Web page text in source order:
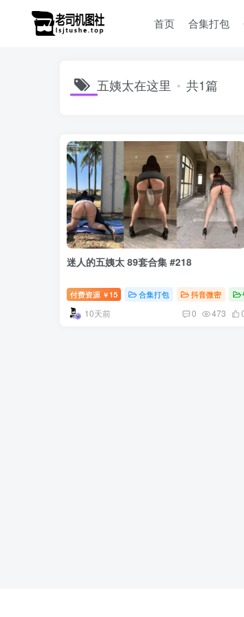
首页 合集打包
五姨太在这里 共1篇
迷人的五姨太 89套合集 #218
付费资源 ￥ 15 合集打包 抖音微密
10天前 0 473